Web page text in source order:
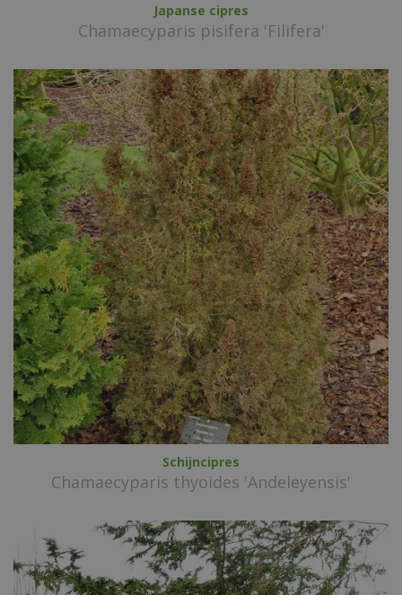
Japanse cipres
Chamaecyparis pisifera 'Filifera'
Schijncipres
Chamaecyparis thyoides 'Andeleyensis'